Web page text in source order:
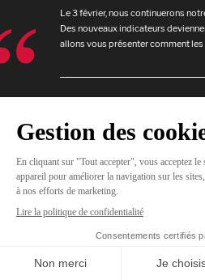
JE
Le 3 février, nous continuerons
Des nouveaux indicateurs
allons vous présenter comment